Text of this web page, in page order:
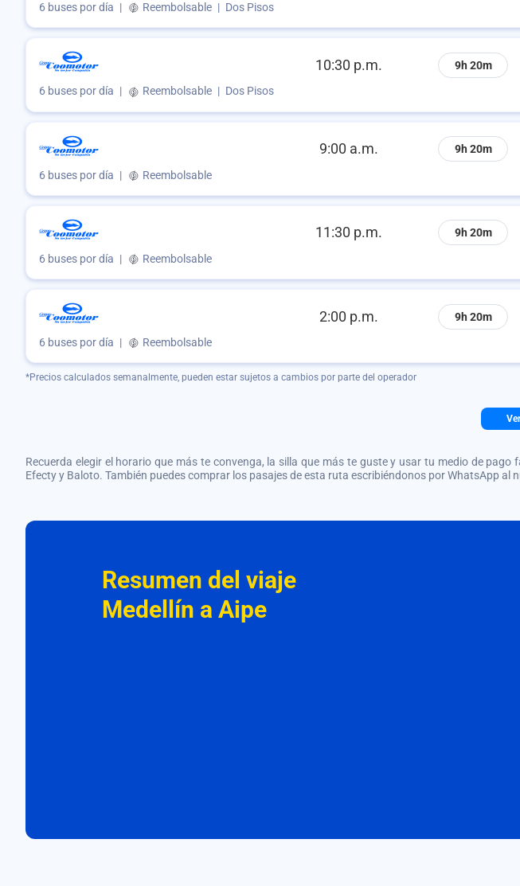
6 buses por día | Reembolsable | Dos Pisos
10:30 p.m. 9h 20m
6 buses por día | Reembolsable | Dos Pisos
9:00 a.m. 9h 20m
6 buses por día | Reembolsable
11:30 p.m. 9h 20m
6 buses por día | Reembolsable
2:00 p.m. 9h 20m
6 buses por día | Reembolsable
*Precios calculados semanalmente, pueden estar sujetos a cambios por parte del operador
Recuerda elegir el horario que más te convenga, la silla que más te guste y usar tu medio de
Efecty y Baloto. También puedes comprar los pasajes de esta ruta escribiéndonos por WhatsApp al
Resumen del viaje
Medellín a Aipe